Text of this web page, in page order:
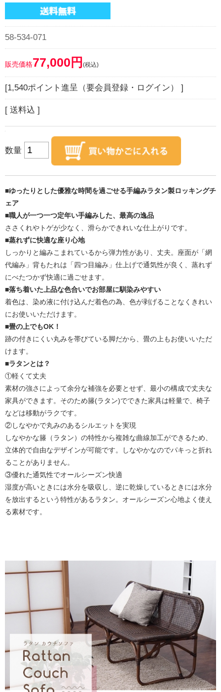
58-534-071
販売価格77,000円 (税込)
[1,540ポイント進呈（要会員登録・ログイン） ]
[ 送料込 ]
数量
■ゆったりとした優雅な時間を過ごせる手編みラタン製ロッキングチ
ェア
■職人が一つ一つ定年い手編みした、最高の逸品
ささくれやトゲが少なく、滑らかできれいな仕上がりです。
■蒸れずに快適な座り心地
しっかりと編みこまれているから弾力性があり、丈夫。座面が「網
代編み」背もたれは「四つ目編み」仕上げで通気性が良く、蒸れず
にべたつかず快適に過ごせます。
■落ち着いた上品な色合いでお部屋に馴染みやすい
着色は、染め液に付け込んだ着色の為、色が剥げることなくきれい
にお使いいただけます。
■畳の上でもOK！
跡の付きにくい丸みを帯びている脚だから、畳の上もお使いいただ
けます。
■ラタンとは？
①軽くて丈夫
素材の強さによって余分な補強を必要とせず、最小の構成で丈夫な
家具ができます。そのため籐(ラタン)でできた家具は軽量で、椅子
などは移動がラクです。
②しなやかで丸みのあるシルエットを実現
しなやかな籐（ラタン）の特性から複雑な曲線加工ができるため、
立体的で自由なデザインが可能です。しなやかなのでパキっと折れ
ることがありません。
③優れた通気性でオールシーズン快適
湿度が高いときには水分を吸収し、逆に乾燥しているときには水分
を放出するという特性があるラタン。オールシーズン心地よく使え
る素材です。